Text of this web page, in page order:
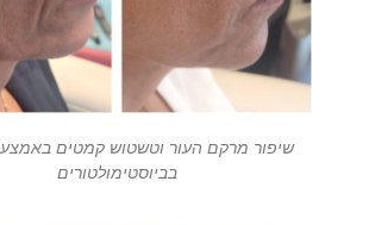
שיפור מרקם העור וטשטוש קמטים
בביוסטימולטורים